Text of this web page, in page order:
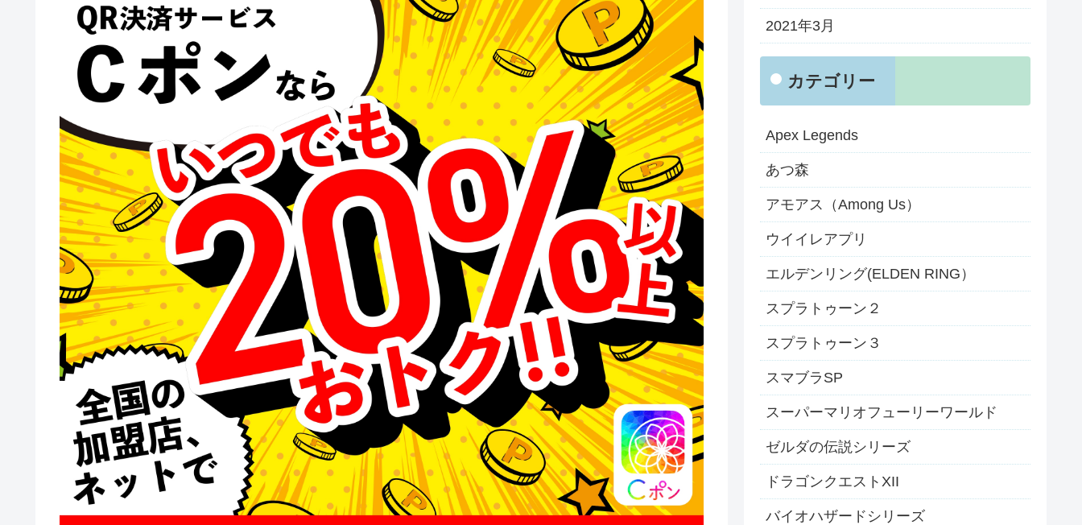
2021年3月
カテゴリー
Apex Legends
あつ森
アモアス（Among Us）
ウイイレアプリ
エルデンリング(ELDEN RING）
スプラトゥーン２
スプラトゥーン３
スマブラSP
スーパーマリオフューリーワールド
ゼルダの伝説シリーズ
ドラゴンクエストXII
バイオハザードシリーズ